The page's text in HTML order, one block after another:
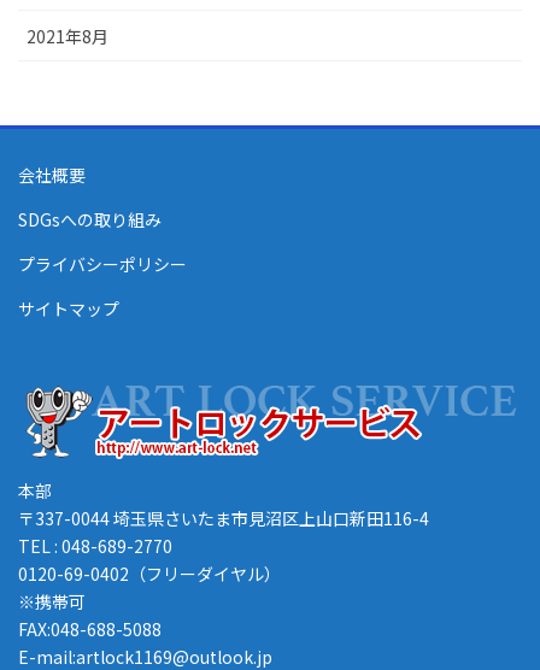
2021年8月
会社概要
SDGsへの取り組み
プライバシーポリシー
サイトマップ
本部
〒337-0044 埼玉県さいたま市見沼区上山口新田116-4
TEL : 048-689-2770
0120-69-0402（フリーダイヤル）
※携帯可
FAX:048-688-5088
E-mail:artlock1169@outlook.jp